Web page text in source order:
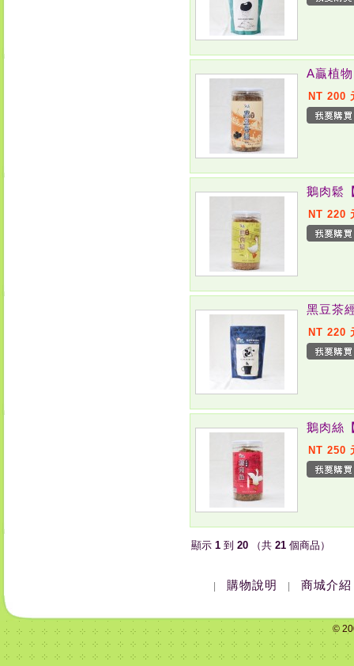
A贏植
NT 200
鵝肉鬆
NT 220
黑豆茶
NT 220
鵝肉絲
NT 250
顯示 1 到 20 （共 21 個商品）
購物說明 商城介紹
©